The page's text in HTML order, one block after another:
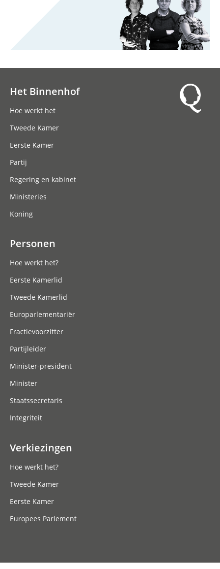
Het Binnenhof
Hoe werkt het
Tweede Kamer
Eerste Kamer
Partij
Regering en kabinet
Ministeries
Koning
Personen
Hoe werkt het?
Eerste Kamerlid
Tweede Kamerlid
Europarlementariër
Fractievoorzitter
Partijleider
Minister-president
Minister
Staatssecretaris
Integriteit
Verkiezingen
Hoe werkt het?
Tweede Kamer
Eerste Kamer
Europees Parlement